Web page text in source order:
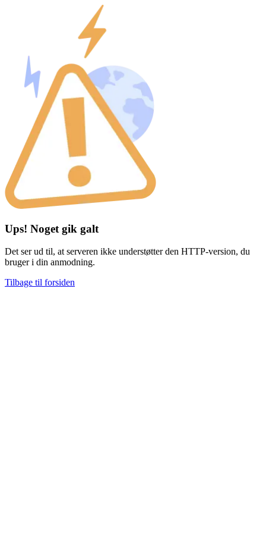
Ups! Noget gik galt
Det ser ud til, at serveren ikke understøtter den HTTP-version, du
bruger i din anmodning.
Tilbage til forsiden